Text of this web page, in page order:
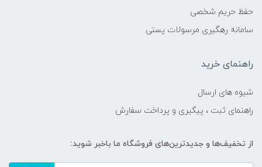
حفظ حریم شخصی
سامانه رهگیری مرسولات پستی
راهنمای خرید
شیوه های ارسال
راهنمای ثبت ، پیگیری و پرداخت سفارش
از تخفیف‌ها و جدیدترین‌های فروشگاه ما باخبر شوید: